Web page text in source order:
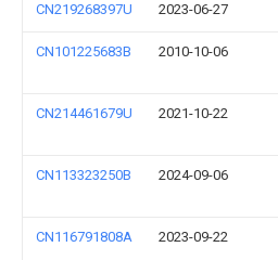
CN219268397U 2023-06-27
CN101225683B 2010-10-06
CN214461679U 2021-10-22
CN113323250B 2024-09-06
CN116791808A 2023-09-22